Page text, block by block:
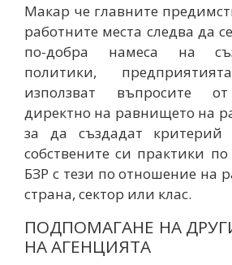
Макар че главните
работните места следва да
по-добра намеса на
политики,
използват въпросите
директно на равнището на
за да създадат
собствените си практики
БЗР с тези по отношение на
страна, сектор или клас.
ПОДПОМАГАНЕ НА
НА АГЕНЦИЯТА